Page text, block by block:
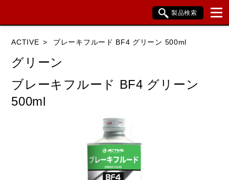
製品検索
HONDA YAMAHA SUZUKI
KTM
ACTIVE ブレーキフルード BF4 グリーン 500ml
グリーン
ブレーキフルード BF4 グリーン
500ml